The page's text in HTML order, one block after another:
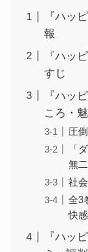
『ハッ
報
『ハッ
すじ
『ハッ
ころ・
圧
「
無
社
全3
快感
『ハッ